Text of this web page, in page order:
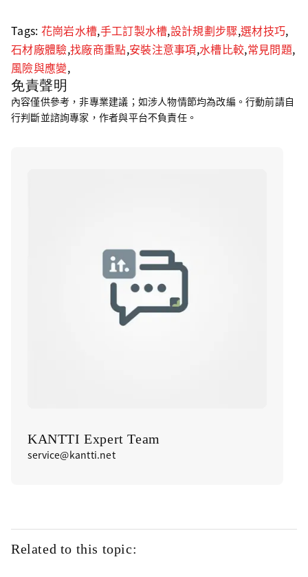
Tags: 花崗岩水槽,手工訂製水槽,設計規劃步驟,選材技巧,
石材廠體驗,找廠商重點,安裝注意事項,水槽比較,常見問題,
風險與應變,
免責聲明
內容僅供參考，非專業建議；如涉人物情節均為改編。行動前請自
行判斷並諮詢專家，作者與平台不負責任。
KANTTI Expert Team
service@kantti.net
Related to this topic: